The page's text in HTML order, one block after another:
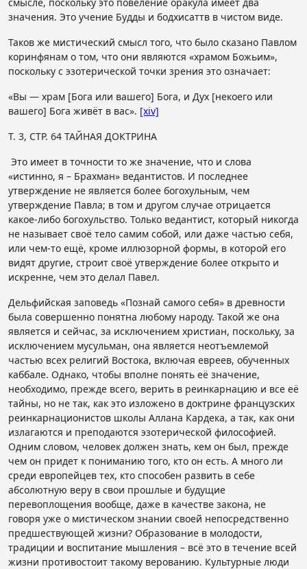
значения. Это учение Будды и бодхисаттв в чистом виде.
Таков же мистический смысл того, что было сказано Павлом
коринфянам о том, что они являются «храмом Божьим»,
поскольку с эзотерической точки зрения это означает:
«Вы — храм [Бога или вашего] Бога, и Дух [некоего или
вашего] Бога живёт в вас». [xiv]
Т. 3, СТР. 64 ТАЙНАЯ ДОКТРИНА
Это имеет в точности то же значение, что и слова
«истинно, я – Брахман» ведантистов. И последнее
утверждение не является более богохульным, чем
утверждение Павла; в том и другом случае отрицается
какое-либо богохульство. Только ведантист, который никогда
не называет своё тело самим собой, или даже частью себя,
или чем-то ещё, кроме иллюзорной формы, в которой его
видят другие, строит своё утверждение более открыто и
искренне, чем это делал Павел.
Дельфийская заповедь «Познай самого себя» в древности
была совершенно понятна любому народу. Такой же она
является и сейчас, за исключением христиан, поскольку, за
исключением мусульман, она является неотъемлемой
частью всех религий Востока, включая евреев, обученных
каббале. Однако, чтобы вполне понять её значение,
необходимо, прежде всего, верить в реинкарнацию и все её
тайны, но не так, как это изложено в доктрине французских
реинкарнационистов школы Аллана Кардека, а так, как они
излагаются и преподаются эзотерической философией.
Одним словом, человек должен знать, кем он был, прежде
чем он придет к пониманию того, кто он есть. А много ли
среди европейцев тех, кто способен развить в себе
абсолютную веру в свои прошлые и будущие
перевоплощения вообще, даже в качестве закона, не
говоря уже о мистическом знании своей непосредственно
предшествующей жизни? Образование в молодости,
традиции и воспитание мышления – всё это в течение всей
жизни противостоит такому верованию. Культурные люди